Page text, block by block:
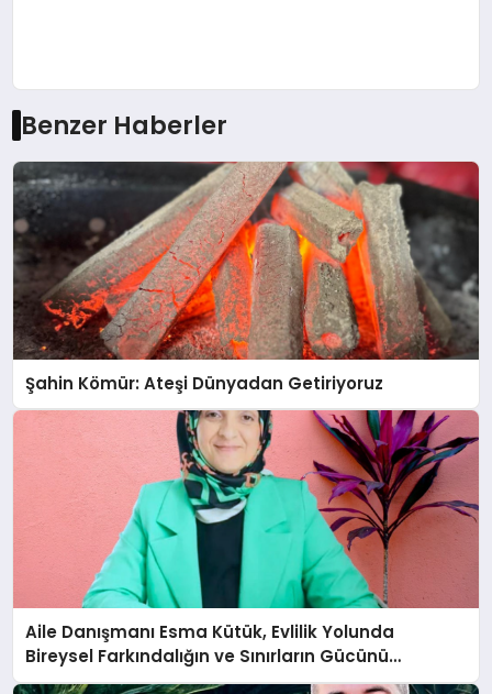
Benzer Haberler
Şahin Kömür: Ateşi Dünyadan Getiriyoruz
Aile Danışmanı Esma Kütük, Evlilik Yolunda
Bireysel Farkındalığın ve Sınırların Gücünü
Anlatıyor